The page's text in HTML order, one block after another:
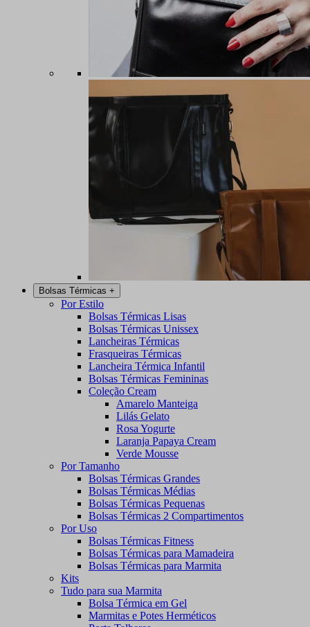
Bolsas Térmicas +
Por Estilo
Bolsas Térmicas Lisas
Bolsas Térmicas Unissex
Lancheiras Térmicas
Frasqueiras Térmicas
Lancheira Térmica Infantil
Bolsas Térmicas Femininas
Coleção Cream
Amarelo Manteiga
Lilás Gelato
Rosa Yogurte
Laranja Papaya Cream
Verde Mousse
Por Tamanho
Bolsas Térmicas Grandes
Bolsas Térmicas Médias
Bolsas Térmicas Pequenas
Bolsas Térmicas 2 Compartimentos
Por Uso
Bolsas Térmicas Fitness
Bolsas Térmicas para Mamadeira
Bolsas Térmicas para Marmita
Kits
Tudo para sua Marmita
Bolsa Térmica em Gel
Marmitas e Potes Herméticos